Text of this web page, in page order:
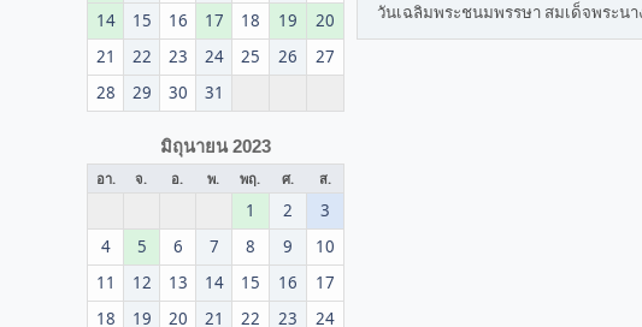
14
15 16 17 18 19
20
21
22 23 24 25 26
27
28
29 30 31
มิถุนายน 2023
อา. จ. อ. พ. พฤ. ศ. ส.
1 2
3
4
5 6 7 8 9
10
11
12 13 14 15 16
17
18
19 20 21 22 23 24
วันเฉลิมพระชนมพรรษา สมเด็จพระน